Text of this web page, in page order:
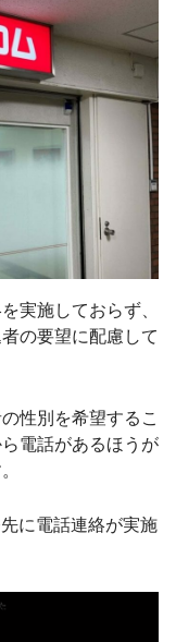
実施しておらず、
の要望に配慮して
性別を希望するこ
電話があるほうが
に電話連絡が実施